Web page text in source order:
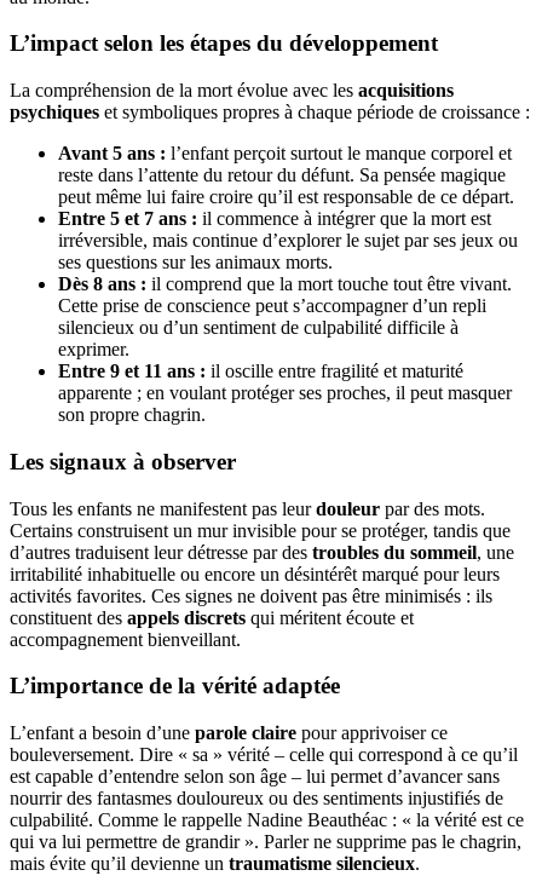
L’impact selon les étapes du développement
La compréhension de la mort évolue avec les acquisitions
psychiques et symboliques propres à chaque période de croissance :
Avant 5 ans : l’enfant perçoit surtout le manque corporel et
reste dans l’attente du retour du défunt. Sa pensée magique
peut même lui faire croire qu’il est responsable de ce départ.
Entre 5 et 7 ans : il commence à intégrer que la mort est
irréversible, mais continue d’explorer le sujet par ses jeux ou
ses questions sur les animaux morts.
Dès 8 ans : il comprend que la mort touche tout être vivant.
Cette prise de conscience peut s’accompagner d’un repli
silencieux ou d’un sentiment de culpabilité difficile à
exprimer.
Entre 9 et 11 ans : il oscille entre fragilité et maturité
apparente ; en voulant protéger ses proches, il peut masquer
son propre chagrin.
Les signaux à observer
Tous les enfants ne manifestent pas leurdouleur par des mots.
Certains construisent un mur invisible pour se protéger, tandis que
d’autres traduisent leur détresse par des troubles du sommeil, une
irritabilité inhabituelle ou encore un désintérêt marqué pour leurs
activités favorites. Ces signes ne doivent pas être minimisés : ils
constituent des appels discrets qui méritent écoute et
accompagnement bienveillant.
L’importance de la vérité adaptée
L’enfant a besoin d’une parole claire pour apprivoiser ce
bouleversement. Dire « sa » vérité – celle qui correspond à ce qu’il
est capable d’entendre selon son âge – lui permet d’avancer sans
nourrir des fantasmes douloureux ou des sentiments injustifiés de
culpabilité. Comme le rappelle Nadine Beauthéac : « la vérité est ce
qui va lui permettre de grandir ». Parler ne supprime pas le chagrin,
mais évite qu’il devienne un traumatisme silencieux.